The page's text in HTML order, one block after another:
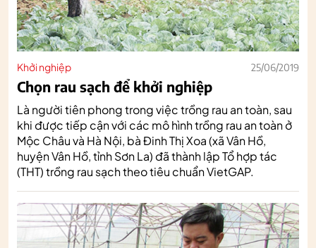
Khởi nghiệp 25/06/2019
Chọn rau sạch để khởi nghiệp
Là người tiên phong trong việc trồng rau an toàn, sau
khi được tiếp cận với các mô hình trồng rau an toàn ở
Mộc Châu và Hà Nội, bà Đinh Thị Xoa (xã Vân Hồ,
huyện Vân Hồ, tỉnh Sơn La) đã thành lập Tổ hợp tác
(THT) trồng rau sạch theo tiêu chuẩn VietGAP.